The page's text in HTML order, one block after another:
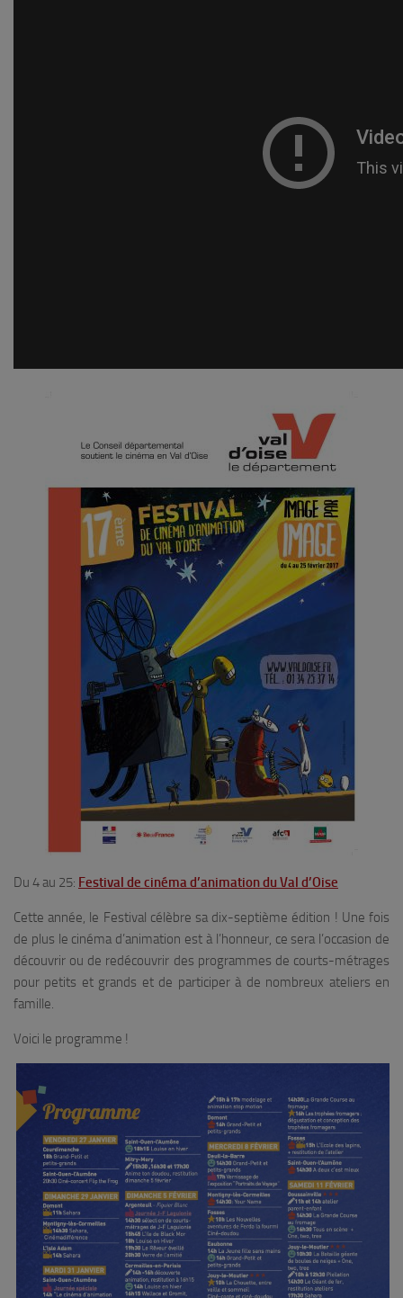
Du 4 au 25: Festival de cinéma d’animation du Val d’Oise
Cette année, le Festival célèbre sa dix-septième édition ! Une fois
de plus le cinéma d’animation est à l’honneur, ce sera l’occasion de
découvrir ou de redécouvrir des programmes de courts-métrages
pour petits et grands et de participer à de nombreux ateliers en
famille.
Voici le programme !